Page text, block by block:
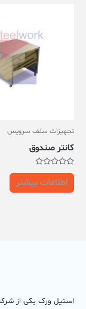
تجهیزات سلف سرویس
کانتر صندوق
امتیاز
5
اطلاعات بیشتر
استیل ورک یکی از